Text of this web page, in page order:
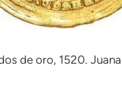
de oro, 1520.